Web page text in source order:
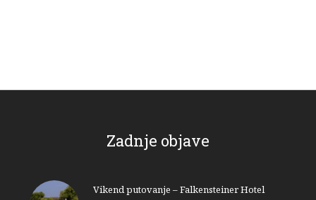
Zadnje objave
Vikend putovanje – Falkensteiner Hotel